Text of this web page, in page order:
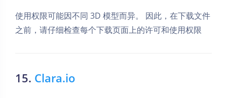
使用权限可能因不同 3D 模型而异。 因此，在下载文件
之前，请仔细检查每个下载页面上的许可和使用权限
15. Clara.io